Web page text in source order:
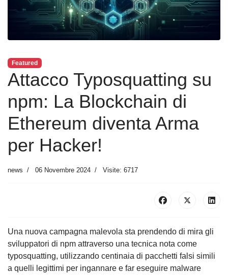
Featured
Attacco Typosquatting su
npm: La Blockchain di
Ethereum diventa Arma
per Hacker!
news 06 Novembre 2024 Visite: 6717
Una nuova campagna malevola sta prendendo di mira gli
sviluppatori di npm attraverso una tecnica nota come
typosquatting, utilizzando centinaia di pacchetti falsi simili
a quelli legittimi per ingannare e far eseguire malware